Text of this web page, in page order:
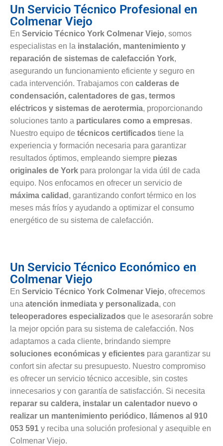
Un Servicio Técnico Profesional en
Colmenar Viejo
En Servicio Técnico York Colmenar Viejo, somos
especialistas en la instalación, mantenimiento y
reparación de sistemas de calefacción York,
asegurando un funcionamiento eficiente y seguro en
cada intervención. Trabajamos con calderas de
condensación, calentadores de gas, termos
eléctricos y sistemas de aerotermia, proporcionando
soluciones tanto a particulares como a empresas.
Nuestro equipo de técnicos certificados tiene la
experiencia y formación necesaria para garantizar
resultados óptimos, empleando siempre piezas
originales de York para prolongar la vida útil de cada
equipo. Nos enfocamos en ofrecer un servicio de
máxima calidad , garantizando confort térmico en los
meses más fríos y ayudando a optimizar el consumo
energético de su sistema de calefacción.
Un Servicio Técnico Económico en
Colmenar Viejo
En Servicio Técnico York Colmenar Viejo, ofrecemos
una atención inmediata y personalizada, con
teleoperadores especializados que le asesorarán sobre
la mejor opción para su sistema de calefacción. Nos
adaptamos a cada cliente, brindando siempre
soluciones económicas y eficientes para garantizar su
confort sin afectar su presupuesto. Nuestro compromiso
es ofrecer un servicio técnico accesible, sin costes
innecesarios y con garantía de satisfacción. Si necesita
reparar su caldera, instalar un calentador nuevo o
realizar un mantenimiento periódico,
llámenos al 910
053 591 y reciba una solución profesional y asequible en
Colmenar Viejo.